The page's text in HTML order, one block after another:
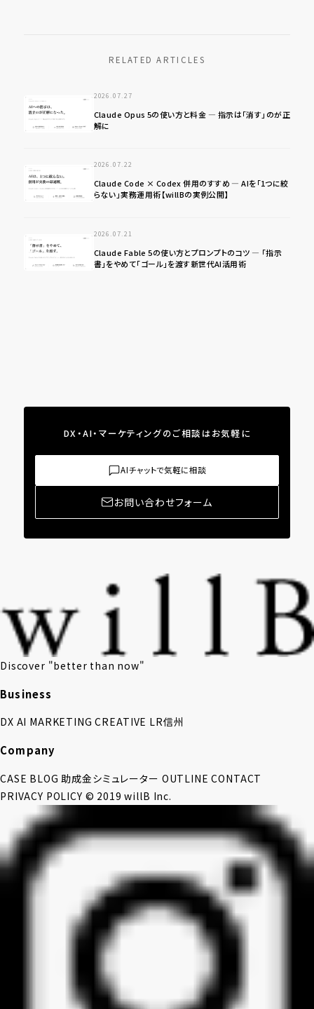
RELATED ARTICLES
2026.07.27
Claude Opus 5の使い方と料金 ― 指示は「消す」のが正
解に
2026.07.22
Claude Code × Codex 併用のすすめ ― AIを「1つに絞
らない」実務運用術【willBの実例公開】
2026.07.21
Claude Fable 5の使い方とプロンプトのコツ ― 「指示
書」をやめて「ゴール」を渡す新世代AI活用術
DX・AI・マーケティングのご相談はお気軽に
AIチャットで気軽に相談
お問い合わせフォーム
Discover "better than now"
Business
DX AI MARKETING CREATIVE LR信州
Company
CASE BLOG 助成金シミュレーター OUTLINE CONTACT
PRIVACY POLICY © 2019 willB Inc.